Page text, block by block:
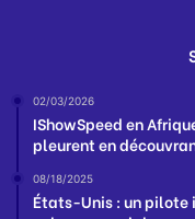
02/03/2026
IShowSpeed en
pleurent en
08/18/2025
États-Unis : un pilote